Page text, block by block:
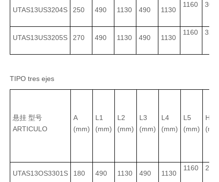
UTAS13US3204S 250 490 1130 490 1130
1160 305
UTAS13US3205S 270 490 1130 490 1130
1160 325
TIPO tres ejes
悬挂 型号
ARTICULO
A
(mm)
L1
(mm)
L2
(mm)
L3
(mm)
L4
(mm)
L5
(mm)
H
UTAS13OS3301S 180 490 1130 490 1130
1160 235